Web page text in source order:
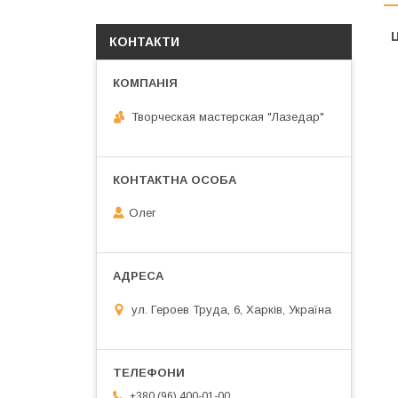
КОНТАКТИ
Творческая мастерская "Лазедар"
Олег
ул. Героев Труда, 6, Харків, Україна